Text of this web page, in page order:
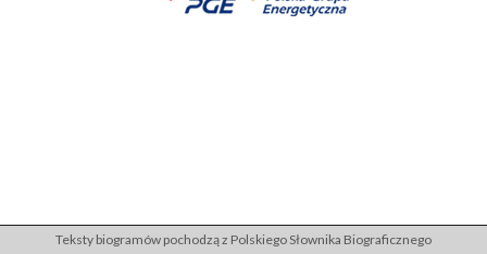
Teksty biogramów pochodzą z Polskiego Słownika Biograficznego